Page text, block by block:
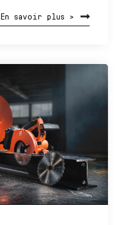
En savoir plus >